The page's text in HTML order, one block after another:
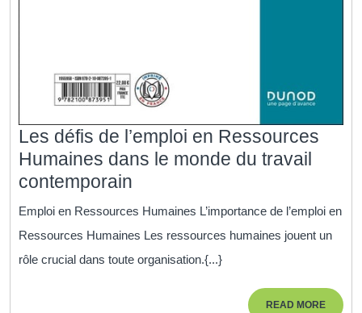
Les défis de l’emploi en Ressources
Humaines dans le monde du travail
contemporain
défis
de
en
Emploi en Ressources Humaines L’importance de l’emploi en
Ressources Humaines Les ressources humaines jouent un
rôle crucial dans toute organisation.{...}
READ MOREREAD